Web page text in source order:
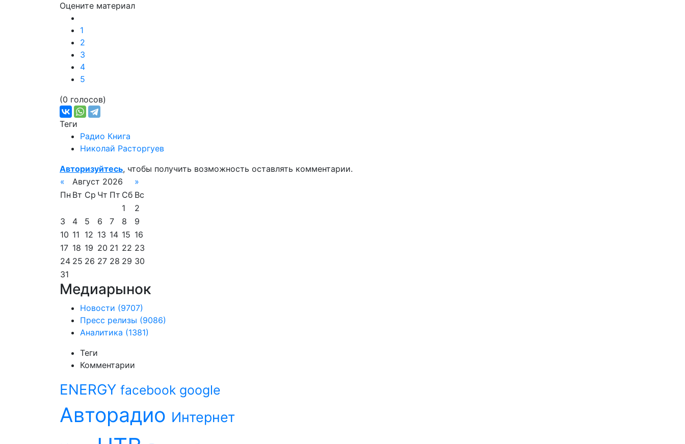
Оцените материал
1
2
3
4
5
(0 голосов)
Теги
Радио Книга
Николай Расторгуев
Авторизуйтесь, чтобы получить возможность оставлять комментарии.
«
Август 2026
»
Пн Вт Ср Чт Пт Сб Вс
1
2
3
4 5 6 7 8
9
10 11 12 13 14 15 16
17 18 19 20 21 22 23
24 25 26 27 28 29 30
31
Медиарынок
Новости (9707)
Пресс релизы (9086)
Аналитика (1381)
Теги
Комментарии
ENERGY facebook google
Авторадио Интернет